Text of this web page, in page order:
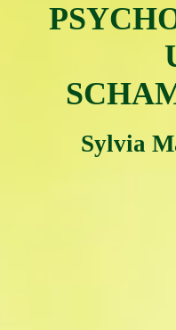
PSYCH
Sylvia